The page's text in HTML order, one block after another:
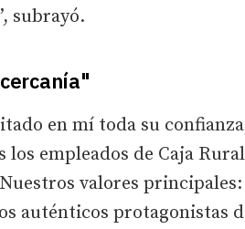
subrayó.
en mí toda su
empleados de Caja
valores
auténticos protagonistas